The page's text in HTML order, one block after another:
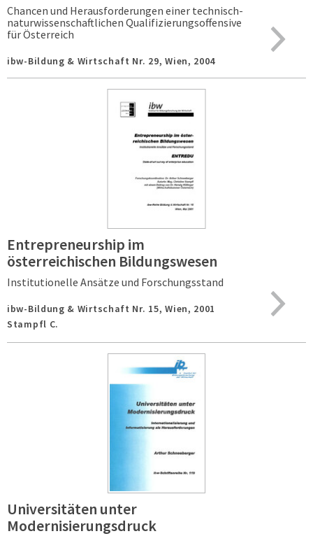
Chancen und Herausforderungen einer technisch-
naturwissenschaftlichen Qualifizierungsoffensive
für Österreich
ibw-Bildung & Wirtschaft Nr. 29,Wien, 2004
Entrepreneurship im
österreichischen Bildungswesen
Institutionelle Ansätze und Forschungsstand
ibw-Bildung & Wirtschaft Nr. 15,Wien, 2001
Stampfl C.
Universitäten unter
Modernisierungsdruck